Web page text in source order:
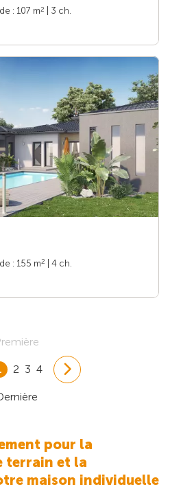
: 107 m2
| 3 ch.
: 155 m2
| 4 ch.
2 3 4
pour la
terrain et la
maison individuelle